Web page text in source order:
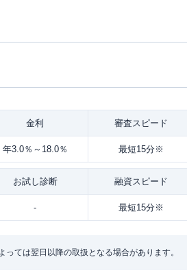
金利 審査スピード
年3.0％～18.0％ 最短15分※
お試し診断 融資スピード
- 最短15分※
ては翌日以降の取扱となる場合があります。